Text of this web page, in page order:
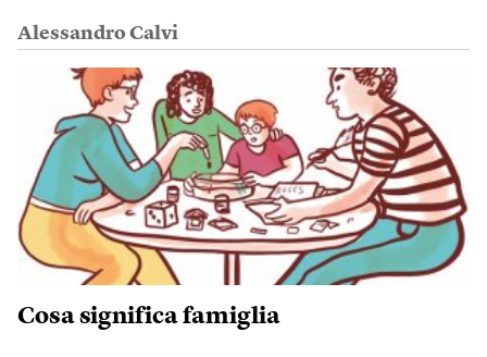
Alessandro Calvi
Cosa significa famiglia